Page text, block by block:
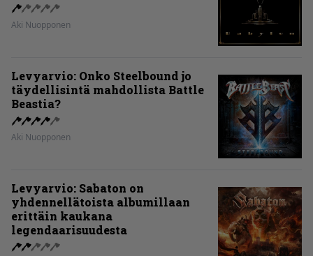
Aki Nuopponen
Levyarvio: Onko Steelbound jo
täydellisintä mahdollista Battle
Beastia?
Aki Nuopponen
Levyarvio: Sabaton on
yhdennellätoista albumillaan
erittäin kaukana
legendaarisuudesta